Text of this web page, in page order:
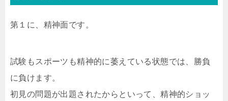
第１に、精神面です。
試験もスポーツも精神的に萎えている状態では、勝負
に負けます。
初見の問題が出題されたからといって、精神的ショッ